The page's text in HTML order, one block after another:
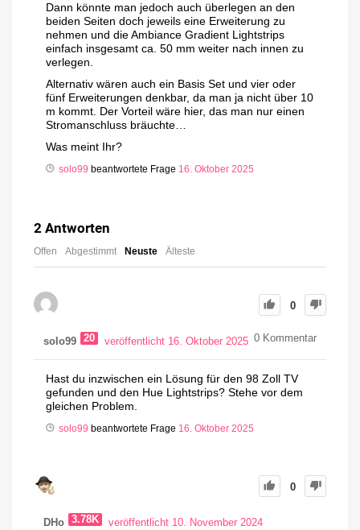
Dann könnte man jedoch auch überlegen an den
beiden Seiten doch jeweils eine Erweiterung zu
nehmen und die Ambiance Gradient Lightstrips
einfach insgesamt ca. 50 mm weiter nach innen zu
verlegen.
Alternativ wären auch ein Basis Set und vier oder
fünf Erweiterungen denkbar, da man ja nicht über 10
m kommt. Der Vorteil wäre hier, das man nur einen
Stromanschluss bräuchte…
Was meint Ihr?
solo99 beantwortete Frage 16. Oktober 2025
2 Antworten
Offen Abgestimmt Neuste Älteste
0
solo99 20 veröffentlicht 16. Oktober 2025 0 Kommentar
Hast du inzwischen ein Lösung für den 98 Zoll TV
gefunden und den Hue Lightstrips? Stehe vor dem
gleichen Problem.
solo99 beantwortete Frage 16. Oktober 2025
0
DHo 3.78K
veröffentlicht 10. November 2024